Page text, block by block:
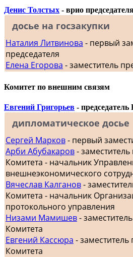
Денис Толстых - врио
досье на госзакупки
Наталия Литвинова - первый
председателя
Елена Егорова - заместитель
Комитет по внешним связям
Евгений Григорьев - председатель
дипломатическое досье
Сергей Марков- первый
Арби Абубакаров-
Комитета - начальник
внешнеэкономического
Вячеслав Калганов-
Комитета - начальник
протокольного управления
Низами Мамишев-
Комитета
Евгений Кассюра - заместитель
Комитета